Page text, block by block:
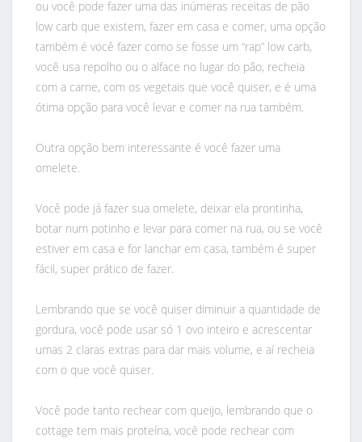
ou você pode fazer uma das inúmeras receitas de pão
low carb que existem, fazer em casa e comer, uma opção
também é você fazer como se fosse um “rap” low carb,
você usa repolho ou o alface no lugar do pão, recheia
com a carne, com os vegetais que você quiser, e é uma
ótima opção para você levar e comer na rua também.
Outra opção bem interessante é você fazer uma
omelete.
Você pode já fazer sua omelete, deixar ela prontinha,
botar num potinho e levar para comer na rua, ou se você
estiver em casa e for lanchar em casa, também é super
fácil, super prático de fazer.
Lembrando que se você quiser diminuir a quantidade de
gordura, você pode usar só 1 ovo inteiro e acrescentar
umas 2 claras extras para dar mais volume, e aí recheia
com o que você quiser.
Você pode tanto rechear com queijo, lembrando que o
cottage tem mais proteína, você pode rechear com